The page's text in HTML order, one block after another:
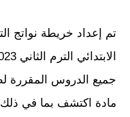
تم إعداد خريطة نواتج
جميع الدروس المقررة
مادة اكتشف بما في ذلك